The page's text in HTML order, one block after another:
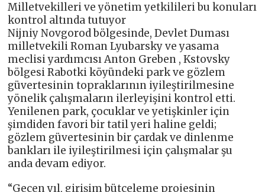
Milletvekilleri ve yönetim yetkilileri bu konuları
kontrol altında tutuyor
Nijniy Novgorod bölgesinde, Devlet Duması
milletvekili Roman Lyubarsky ve yasama
meclisi yardımcısı Anton Greben , Kstovsky
bölgesi Rabotki köyündeki park ve gözlem
güvertesinin topraklarının iyileştirilmesine
yönelik çalışmaların ilerleyişini kontrol etti.
Yenilenen park, çocuklar ve yetişkinler için
şimdiden favori bir tatil yeri haline geldi;
gözlem güvertesinin bir çardak ve dinlenme
bankları ile iyileştirilmesi için çalışmalar şu
anda devam ediyor.
“Geçen yıl, girişim bütçeleme projesinin